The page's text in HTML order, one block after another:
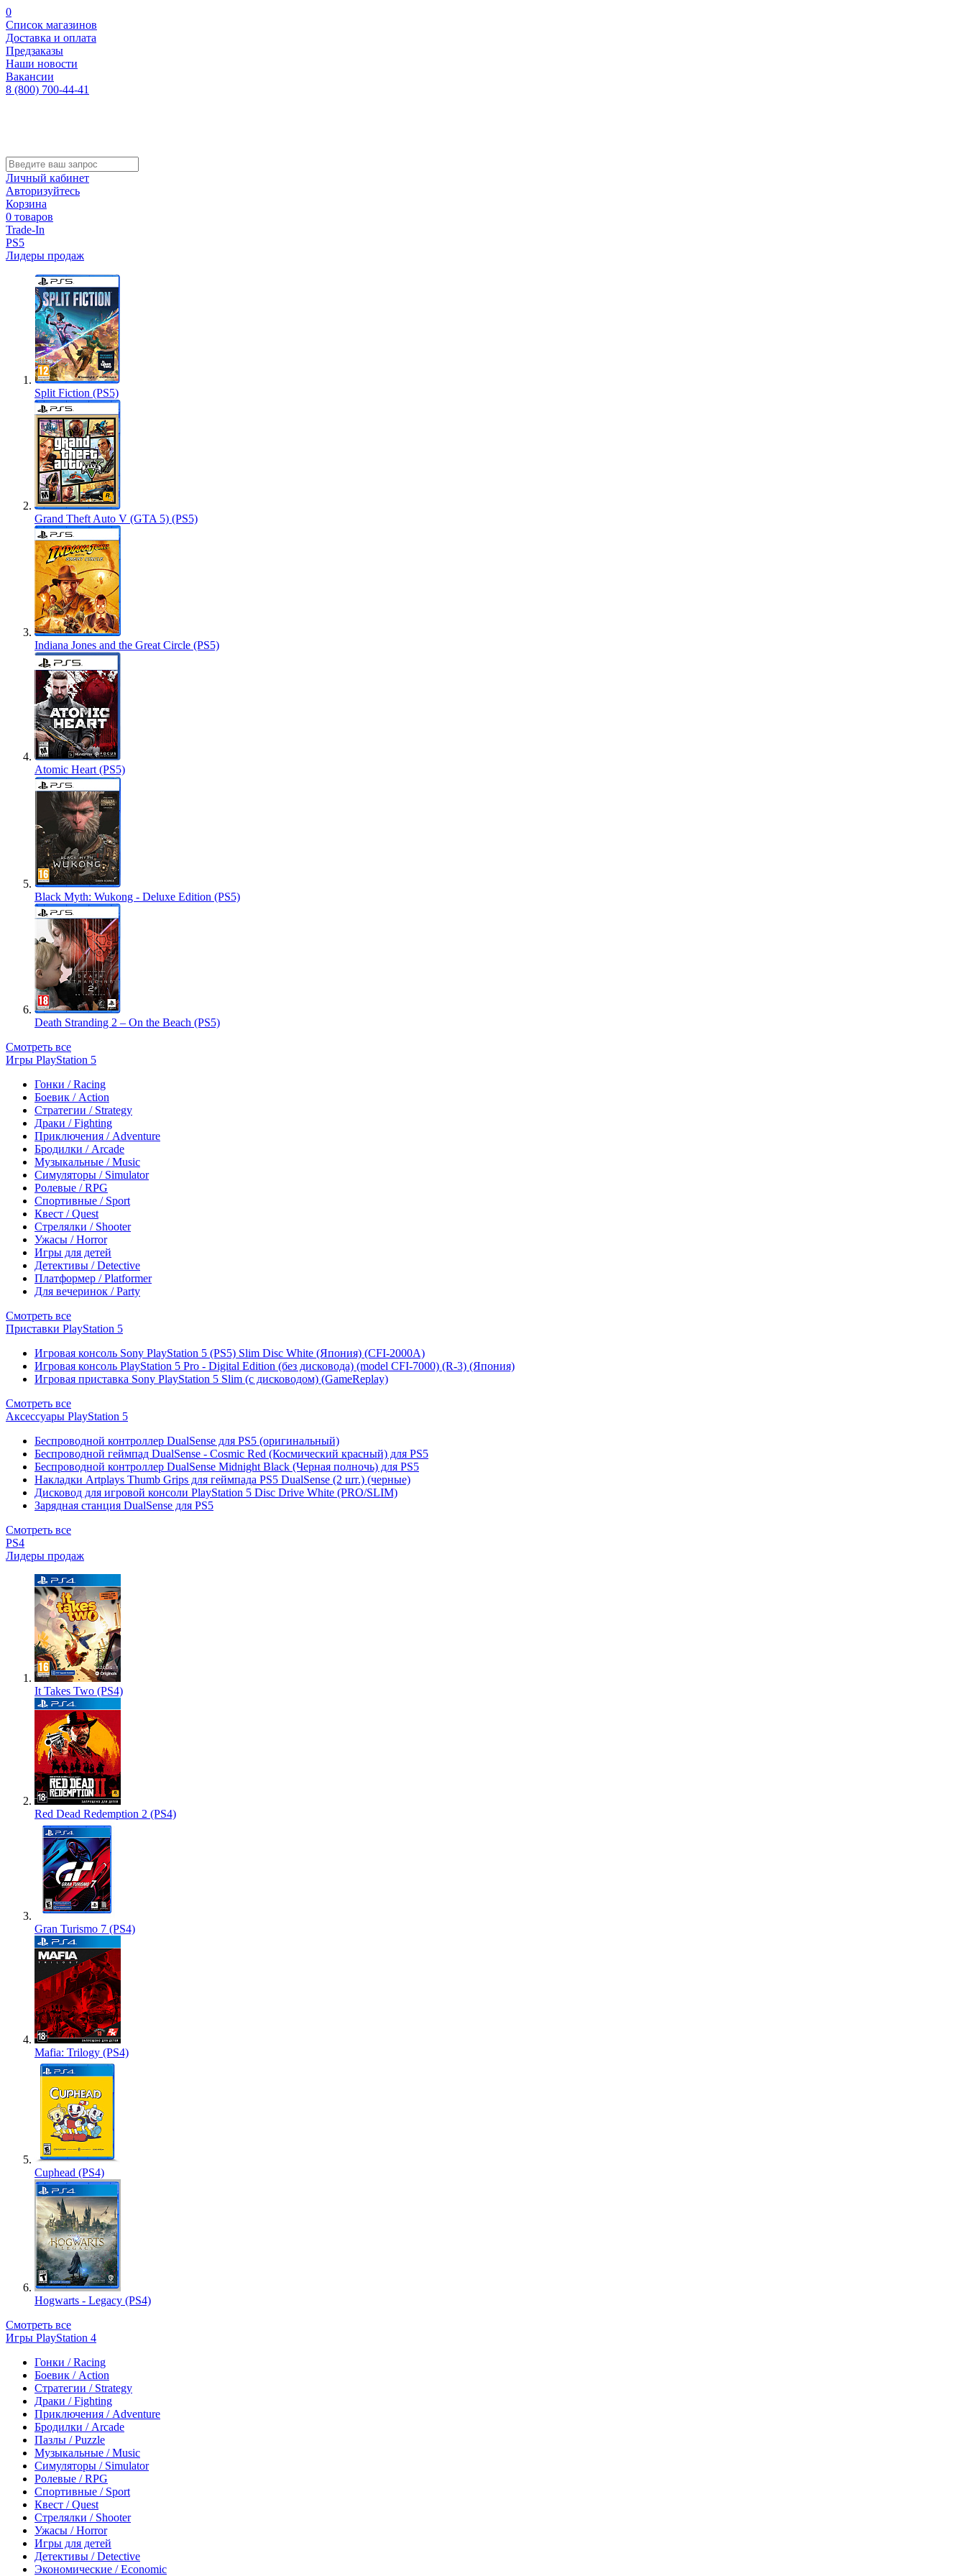
0
Список магазинов
Доставка и оплата
Предзаказы
Наши новости
Вакансии
8 (800) 700-44-41
Личный кабинет
Авторизуйтесь
Корзина
0 товаров
Trade-In
PS5
Лидеры продаж
Split Fiction (PS5)
Grand Theft Auto V (GTA 5) (PS5)
Indiana Jones and the Great Circle (PS5)
Atomic Heart (PS5)
Black Myth: Wukong - Deluxe Edition (PS5)
Death Stranding 2 – On the Beach (PS5)
Смотреть все
Игры PlayStation 5
Гонки / Racing
Боевик / Action
Стратегии / Strategy
Драки / Fighting
Приключения / Adventure
Бродилки / Arcade
Музыкальные / Music
Симуляторы / Simulator
Ролевые / RPG
Спортивные / Sport
Квест / Quest
Стрелялки / Shooter
Ужасы / Horror
Игры для детей
Детективы / Detective
Платформер / Platformer
Для вечеринок / Party
Смотреть все
Приставки PlayStation 5
Игровая консоль Sony PlayStation 5 (PS5) Slim Disc White (Япония) (CFI-2000A)
Игровая консоль PlayStation 5 Pro - Digital Edition (без дисковода) (model CFI-7000) (R-3) (Япония)
Игровая приставка Sony PlayStation 5 Slim (с дисководом) (GameReplay)
Смотреть все
Аксессуары PlayStation 5
Беспроводной контроллер DualSense для PS5 (оригинальный)
Беспроводной геймпад DualSense - Cosmic Red (Космический красный) для PS5
Беспроводной контроллер DualSense Midnight Black (Черная полночь) для PS5
Накладки Artplays Thumb Grips для геймпада PS5 DualSense (2 шт.) (черные)
Дисковод для игровой консоли PlayStation 5 Disc Drive White (PRO/SLIM)
Зарядная станция DualSense для PS5
Смотреть все
PS4
Лидеры продаж
It Takes Two (PS4)
Red Dead Redemption 2 (PS4)
Gran Turismo 7 (PS4)
Mafia: Trilogy (PS4)
Cuphead (PS4)
Hogwarts - Legacy (PS4)
Смотреть все
Игры PlayStation 4
Гонки / Racing
Боевик / Action
Стратегии / Strategy
Драки / Fighting
Приключения / Adventure
Бродилки / Arcade
Пазлы / Puzzle
Музыкальные / Music
Симуляторы / Simulator
Ролевые / RPG
Спортивные / Sport
Квест / Quest
Стрелялки / Shooter
Ужасы / Horror
Игры для детей
Детективы / Detective
Экономические / Economic